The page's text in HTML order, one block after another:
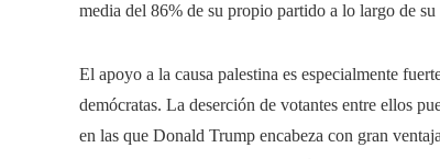
media del 86% de su propio partido a lo largo de su
El apoyo a la causa palestina es especialmente
demócratas. La deserción de votantes entre ellos
en las que Donald Trump encabeza con gran